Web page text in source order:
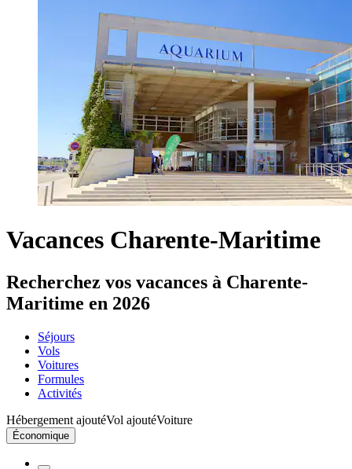
Vacances Charente-Maritime
Recherchez vos vacances à Charente-
Maritime en 2026
Séjours
Vols
Voitures
Formules
Activités
Hébergement ajoutéVol ajoutéVoiture
Économique